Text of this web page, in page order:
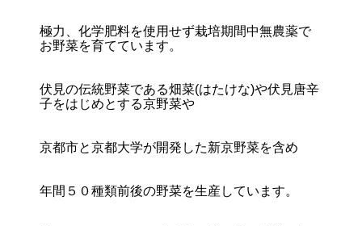
極力、化学肥料を使用せず栽培期間中無農薬で
お野菜を育てています。
伏見の伝統野菜である畑菜(はたけな)や伏見唐辛
子をはじめとする京野菜や
京都市と京都大学が開発した新京野菜を含め
年間５０種類前後の野菜を生産しています。